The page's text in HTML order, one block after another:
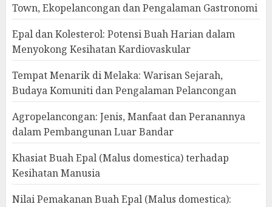
Town, Ekopelancongan dan Pengalaman Gastronomi
Epal dan Kolesterol: Potensi Buah Harian dalam
Menyokong Kesihatan Kardiovaskular
Tempat Menarik di Melaka: Warisan Sejarah,
Budaya Komuniti dan Pengalaman Pelancongan
Agropelancongan: Jenis, Manfaat dan Peranannya
dalam Pembangunan Luar Bandar
Khasiat Buah Epal (Malus domestica) terhadap
Kesihatan Manusia
Nilai Pemakanan Buah Epal (Malus domestica):